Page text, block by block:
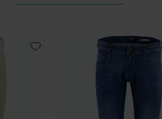
Toevoegen aan favorieten